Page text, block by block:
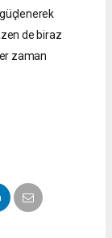
de biraz
zaman